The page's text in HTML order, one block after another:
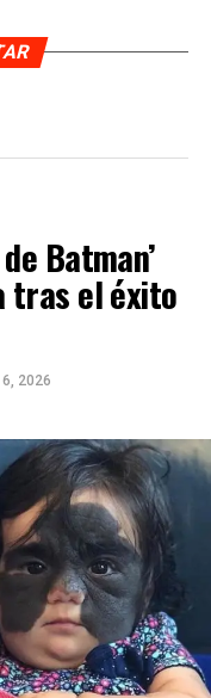
Batman’
tras el éxito
2026